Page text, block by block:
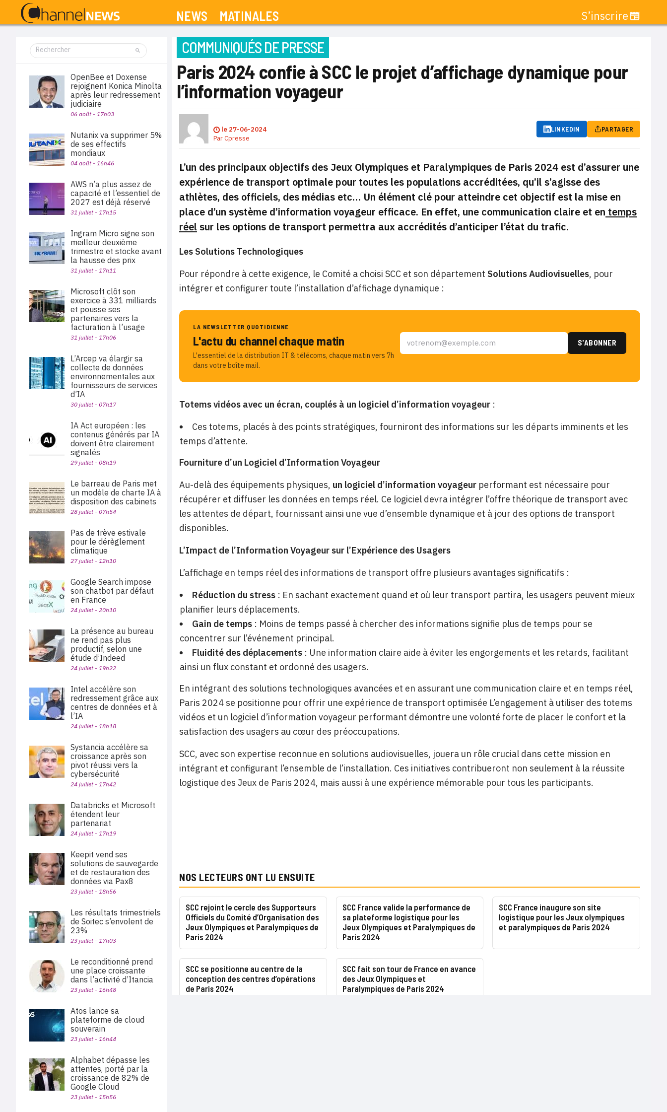
NEWS MATINALES S’inscrire
COMMUNIQUÉS DE PRESSE
Paris 2024 confie à SCC le projet d’affichage dynamique pour
l’information voyageur
le 27-06-2024
ParCpresse
LINKEDIN PARTAGER
L’un des principaux objectifs des Jeux Olympiques et Paralympiques de Paris 2024 est d’assurer une
expérience de transport optimale pour toutes les populations accréditées, qu’il s’agisse des
athlètes, des officiels, des médias etc… Un élément clé pour atteindre cet objectif est la mise en
place d’un système d’information voyageur efficace. En effet, une communication claire et en temps
réel sur les options de transport permettra aux accrédités d’anticiper l’état du trafic.
Les Solutions Technologiques
Pour répondre à cette exigence, le Comité a choisi SCC et son département Solutions Audiovisuelles, pour
intégrer et configurer toute l’installation d’affichage dynamique :
LA NEWSLETTER QUOTIDIENNE
L'actu du channel chaque matin
L'essentiel de la distribution IT & télécoms, chaque matin vers 7h
dans votre boîte mail.
Totems vidéos avec un écran, couplés à un logiciel d’information voyageur :
Ces totems, placés à des points stratégiques, fourniront des informations sur les départs imminents et les
temps d’attente.
Fourniture d’un Logiciel d’Information Voyageur
Au-delà des équipements physiques, un logiciel d’information voyageur performant est nécessaire pour
récupérer et diffuser les données en temps réel. Ce logiciel devra intégrer l’offre théorique de transport avec
les attentes de départ, fournissant ainsi une vue d’ensemble dynamique et à jour des options de transport
disponibles.
L’Impact de l’Information Voyageur sur l’Expérience des Usagers
L’affichage en temps réel des informations de transport offre plusieurs avantages significatifs :
Réduction du stress : En sachant exactement quand et où leur transport partira, les usagers peuvent mieux
planifier leurs déplacements.
Gain de temps : Moins de temps passé à chercher des informations signifie plus de temps pour se
concentrer sur l’événement principal.
Fluidité des déplacements : Une information claire aide à éviter les engorgements et les retards, facilitant
ainsi un flux constant et ordonné des usagers.
En intégrant des solutions technologiques avancées et en assurant une communication claire et en temps réel,
Paris 2024 se positionne pour offrir une expérience de transport optimisée L’engagement à utiliser des totems
vidéos et un logiciel d’information voyageur performant démontre une volonté forte de placer le confort et la
satisfaction des usagers au cœur des préoccupations.
SCC, avec son expertise reconnue en solutions audiovisuelles, jouera un rôle crucial dans cette mission en
intégrant et configurant l’ensemble de l’installation. Ces initiatives contribueront non seulement à la réussite
logistique des Jeux de Paris 2024, mais aussi à une expérience mémorable pour tous les participants.
NOS LECTEURS ONT LU ENSUITE
SCC rejoint le cercle des Supporteurs
Officiels du Comité d’Organisation des
Jeux Olympiques et Paralympiques de
Paris 2024
SCC France valide la performance de
sa plateforme logistique pour les
Jeux Olympiques et Paralympiques de
Paris 2024
SCC France inaugure son site
logistique pour les Jeux olympiques
et paralympiques de Paris 2024
SCC se positionne au centre de la
conception des centres d’opérations
de Paris 2024
SCC fait son tour de France en avance
des Jeux Olympiques et
Paralympiques de Paris 2024
OpenBee et Doxense
rejoignent Konica Minolta
après leur redressement
judiciaire
06 août - 17h03
Nutanix va supprimer 5%
de ses effectifs
mondiaux
04 août - 16h46
AWS n’a plus assez de
capacité et l’essentiel de
2027 est déjà réservé
31 juillet - 17h15
Ingram Micro signe son
meilleur deuxième
trimestre et stocke avant
la hausse des prix
31 juillet - 17h11
Microsoft clôt son
exercice à 331 milliards
et pousse ses
partenaires vers la
facturation à l’usage
31 juillet - 17h06
L’Arcep va élargir sa
collecte de données
environnementales aux
fournisseurs de services
d’IA
30 juillet - 07h17
IA Act européen : les
contenus générés par IA
doivent être clairement
signalés
29 juillet - 08h19
Le barreau de Paris met
un modèle de charte IA à
disposition des cabinets
28 juillet - 07h54
Pas de trève estivale
pour le dérèglement
climatique
27 juillet - 12h10
Google Search impose
son chatbot par défaut
en France
24 juillet - 20h10
La présence au bureau
ne rend pas plus
productif, selon une
étude d’Indeed
24 juillet - 19h22
Intel accélère son
redressement grâce aux
centres de données et à
l’IA
24 juillet - 18h18
Systancia accélère sa
croissance après son
pivot réussi vers la
cybersécurité
24 juillet - 17h42
Databricks et Microsoft
étendent leur
partenariat
24 juillet - 17h19
Keepit vend ses
solutions de sauvegarde
et de restauration des
données via Pax8
23 juillet - 18h56
Les résultats trimestriels
de Soitec s’envolent de
23%
23 juillet - 17h03
Le reconditionné prend
une place croissante
dans l’activité d’Itancia
23 juillet - 16h48
Atos lance sa
plateforme de cloud
souverain
23 juillet - 16h44
Alphabet dépasse les
attentes, porté par la
croissance de 82% de
Google Cloud
23 juillet - 15h56